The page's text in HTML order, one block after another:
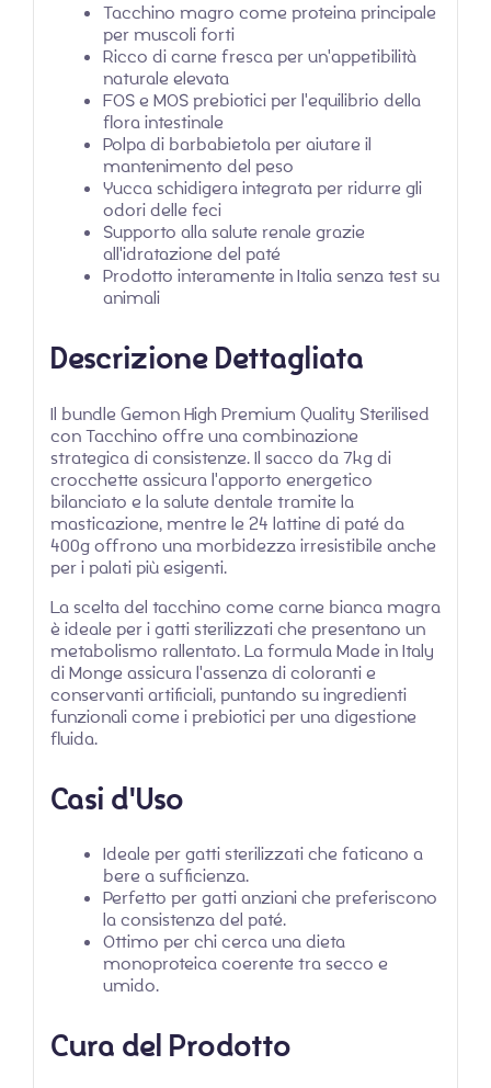
Tacchino magro come proteina principale
per muscoli forti
Ricco di carne fresca per un'appetibilità
naturale elevata
FOS e MOS prebiotici per l'equilibrio della
flora intestinale
Polpa di barbabietola per aiutare il
mantenimento del peso
Yucca schidigera integrata per ridurre gli
odori delle feci
Supporto alla salute renale grazie
all'idratazione del paté
Prodotto interamente in Italia senza test su
animali
Descrizione Dettagliata
Il bundle Gemon High Premium Quality Sterilised
con Tacchino offre una combinazione
strategica di consistenze. Il sacco da 7kg di
crocchette assicura l'apporto energetico
bilanciato e la salute dentale tramite la
masticazione, mentre le 24 lattine di paté da
400g offrono una morbidezza irresistibile anche
per i palati più esigenti.
La scelta del tacchino come carne bianca magra
è ideale per i gatti sterilizzati che presentano un
metabolismo rallentato. La formula Made in Italy
di Monge assicura l'assenza di coloranti e
conservanti artificiali, puntando su ingredienti
funzionali come i prebiotici per una digestione
fluida.
Casi d'Uso
Ideale per gatti sterilizzati che faticano a
bere a sufficienza.
Perfetto per gatti anziani che preferiscono
la consistenza del paté.
Ottimo per chi cerca una dieta
monoproteica coerente tra secco e
umido.
Cura del Prodotto